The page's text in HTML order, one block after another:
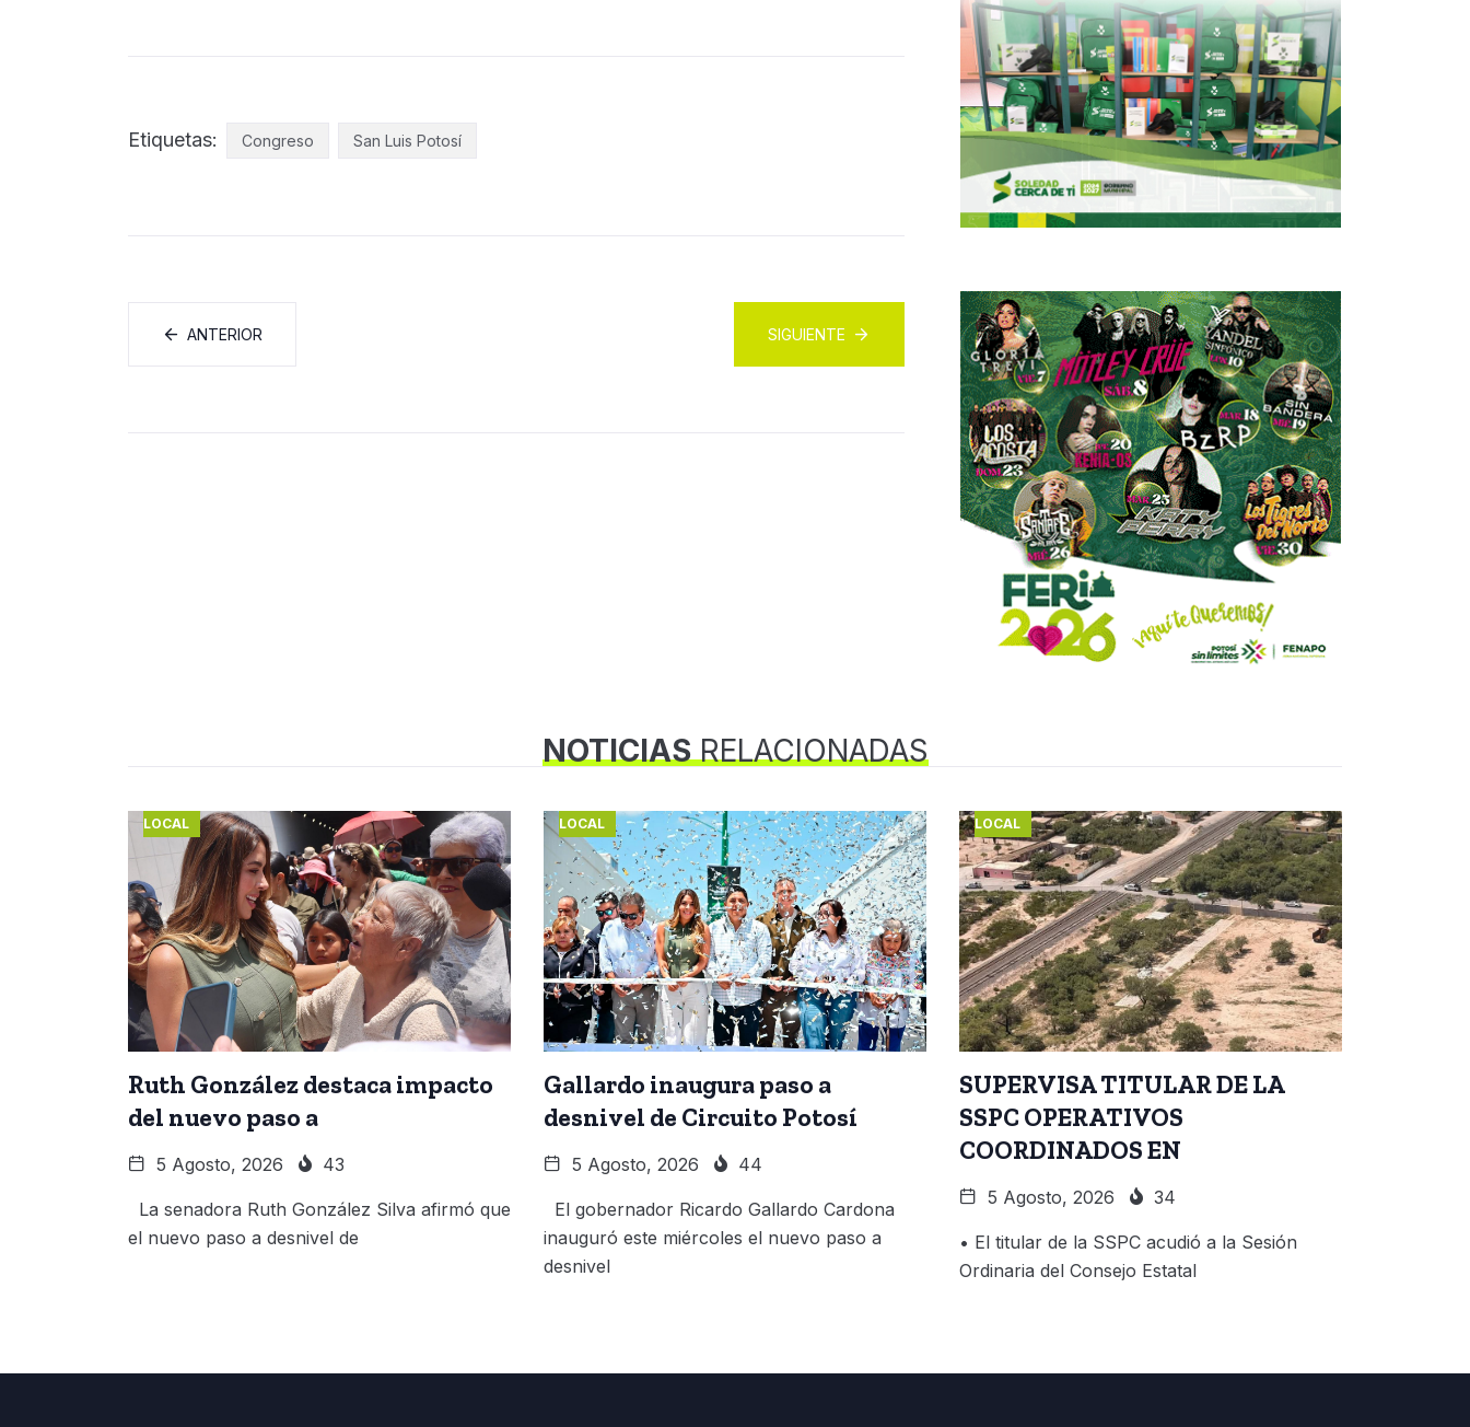
Etiquetas: Congreso San Luis Potosí
ANTERIOR SIGUIENTE
NOTICIASRELACIONADAS
LOCAL
Ruth González destaca impacto
del nuevo paso a
5 Agosto, 2026 43
La senadora Ruth González Silva afirmó que
el nuevo paso a desnivel de
LOCAL
Gallardo inaugura paso a
desnivel de Circuito Potosí
5 Agosto, 2026 44
El gobernador Ricardo Gallardo Cardona
inauguró este miércoles el nuevo paso a
desnivel
LOCAL
SUPERVISA TITULAR DE LA
SSPC OPERATIVOS
COORDINADOS EN
5 Agosto, 2026 34
• El titular de la SSPC acudió a la Sesión
Ordinaria del Consejo Estatal